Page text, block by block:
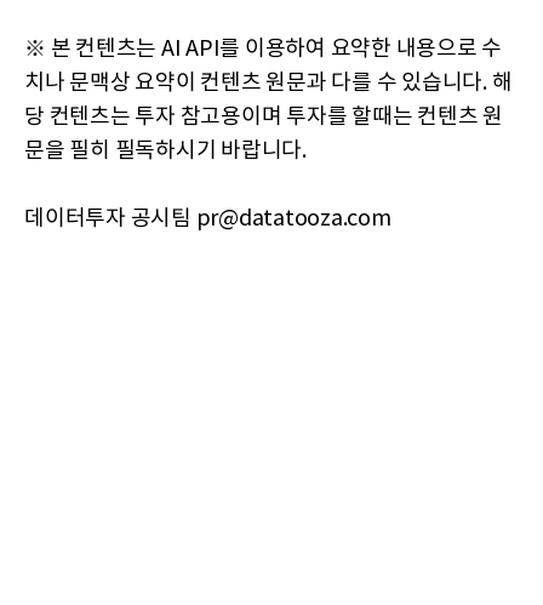
※ 본 컨텐츠는 AI API를 이용하여 요약한 내용으로 수
치나 문맥상 요약이 컨텐츠 원문과 다를 수 있습니다. 해
당 컨텐츠는 투자 참고용이며 투자를 할때는 컨텐츠 원
문을 필히 필독하시기 바랍니다.
데이터투자 공시팀 pr@datatooza.com